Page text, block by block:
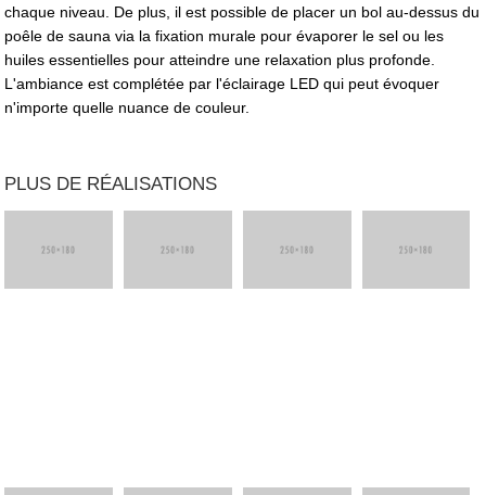
chaque niveau. De plus, il est possible de placer un bol au-dessus du
poêle de sauna via la fixation murale pour évaporer le sel ou les
huiles essentielles pour atteindre une relaxation plus profonde.
L'ambiance est complétée par l'éclairage LED qui peut évoquer
n'importe quelle nuance de couleur.
PLUS DE RÉALISATIONS